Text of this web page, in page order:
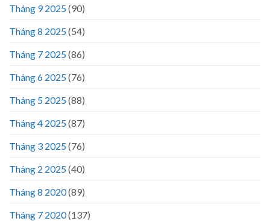
Tháng 9 2025(90)
Tháng 8 2025(54)
Tháng 7 2025(86)
Tháng 6 2025(76)
Tháng 5 2025(88)
Tháng 4 2025(87)
Tháng 3 2025(76)
Tháng 2 2025(40)
Tháng 8 2020(89)
Tháng 7 2020(137)